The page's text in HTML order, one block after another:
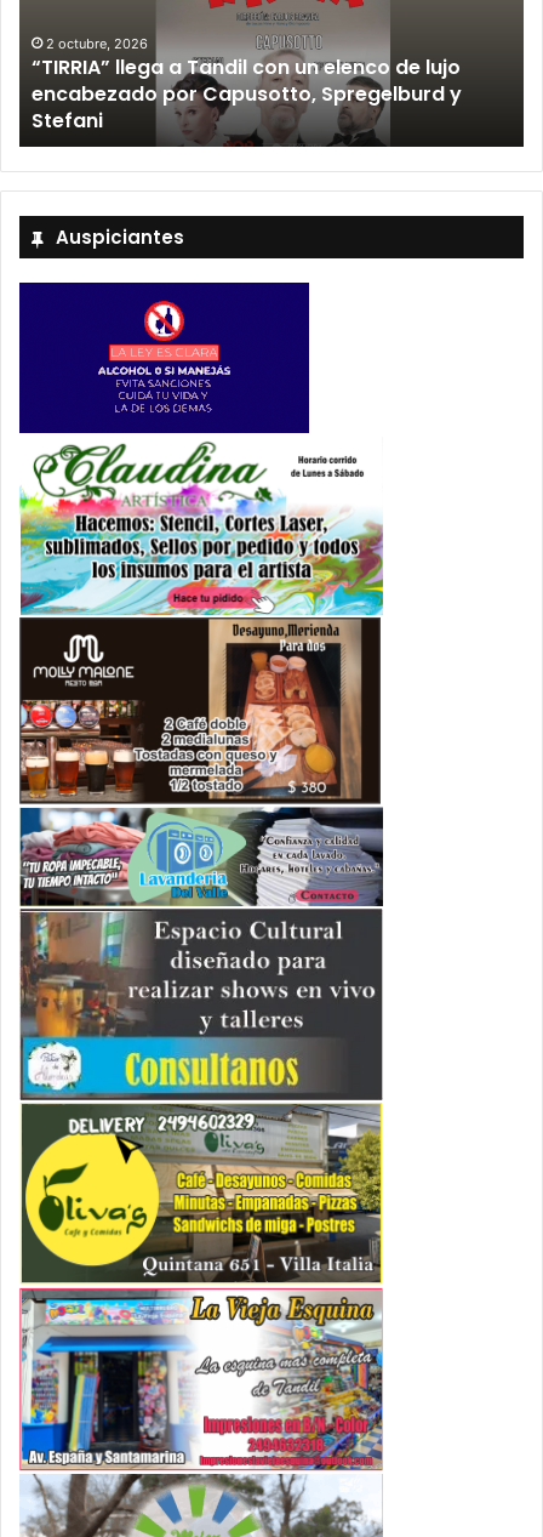
de lujo
y
12 septiembre, 2026
Los Fabulosos Cadillacs anunciaron
Tandil y ya están a la venta las
Auspiciantes